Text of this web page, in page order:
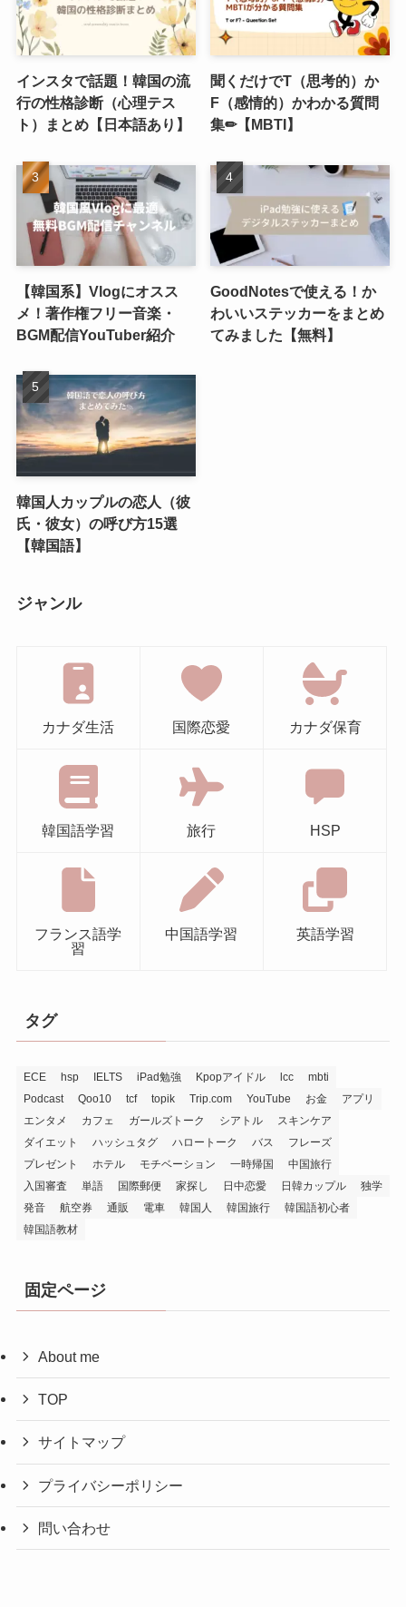
インスタで話題！韓国の流
行の性格診断（心理テス
ト）まとめ【日本語あり】
聞くだけでT（思考的）か
F（感情的）かわかる質問
集✏︎【MBTI】
【韓国系】Vlogにオスス
メ！著作権フリー音楽・
BGM配信YouTuber紹介
GoodNotesで使える！か
わいいステッカーをまとめ
てみました【無料】
韓国人カップルの恋人（彼
氏・彼女）の呼び方15選
【韓国語】
ジャンル
カナダ生活 国際恋愛 カナダ保育
韓国語学習 旅行 HSP
フランス語学
習
中国語学習 英語学習
タグ
ECE hsp IELTS iPad勉強 Kpopアイドル lcc
mbti
Podcast
Qoo10 tcf topik Trip.com YouTube お金
アプリ
エンタメ
カフェ ガールズトーク シアトル
スキンケア
ダイエット
ハッシュタグ ハロートーク バス
フレーズ
プレゼント
ホテル モチベーション 一時帰国
中国旅行
入国審査
単語 国際郵便 家探し 日中恋愛 日韓カップル
独学
発音
航空券 通販 電車 韓国人 韓国旅行
韓国語初心者
韓国語教材
固定ページ
About me
TOP
サイトマップ
プライバシーポリシー
問い合わせ